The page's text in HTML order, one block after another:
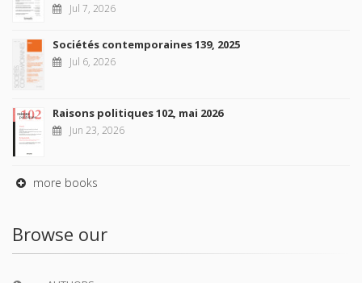
Jul 7, 2026
Sociétés contemporaines 139, 2025
Jul 6, 2026
Raisons politiques 102, mai 2026
Jun 23, 2026
more books
Browse our